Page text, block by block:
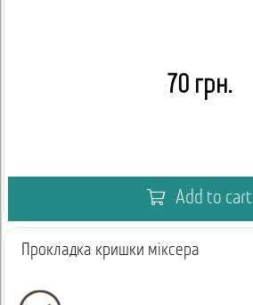
70 грн.
Add to cart
Прокладка кришки міксера